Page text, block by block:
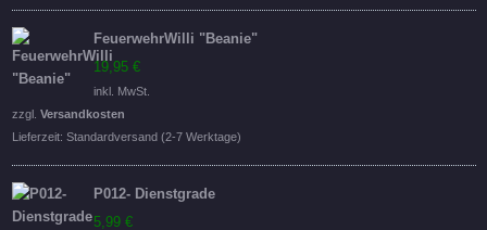
FeuerwehrWilli "Beanie"
19,95 €
inkl. MwSt.
zzgl. Versandkosten
Lieferzeit: Standardversand (2-7 Werktage)
P012- Dienstgrade
5,99 €